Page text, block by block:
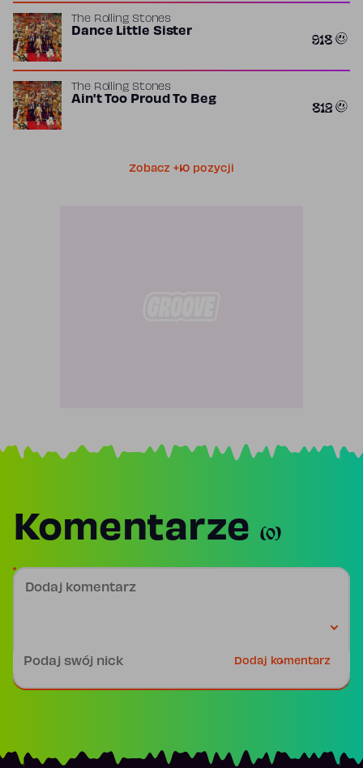
The Rolling Stones
Dance Little Sister 918
The Rolling Stones
Ain't Too Proud To Beg 812
Zobacz +10 pozycji
Komentarze (0)
Dodaj komentarz
Dodaj komentarz